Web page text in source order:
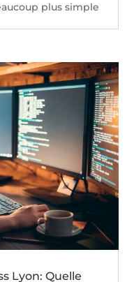
plus simple
Lyon: Quelle